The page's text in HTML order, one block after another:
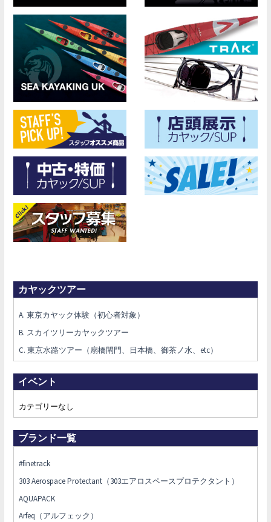
カヤックツアー
A. 東京カヤック体験（初心者対象）
B. スカイツリーカヤックツアー
C. 東京水路ツアー（扇橋閘門、日本橋、御茶ノ水、etc）
イベント
カテゴリーなし
ブランド一覧
#finetrack
303 Aerospace Protectant（303エアロスペースプロテクタント）
AQUAPACK
Arfeq（アルフェック）